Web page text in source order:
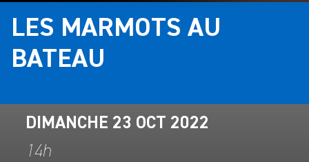
LES MARMOTS AU
BATEAU
DIMANCHE 23 OCT 2022
14h